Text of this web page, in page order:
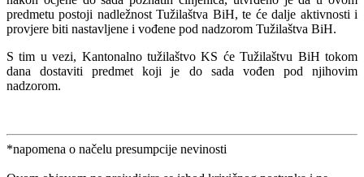
predmetu postoji nadležnost Tužilaštva BiH, te će dalje aktivnosti i
provjere biti nastavljene i vođene pod nadzorom Tužilaštva BiH.
S tim u vezi, Kantonalno tužilaštvo KS će Tužilaštvu BiH tokom
dana dostaviti predmet koji je do sada vođen pod njihovim
nadzorom.
*napomena o načelu presumpcije nevinosti